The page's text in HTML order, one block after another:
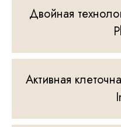
Двойная
Активная